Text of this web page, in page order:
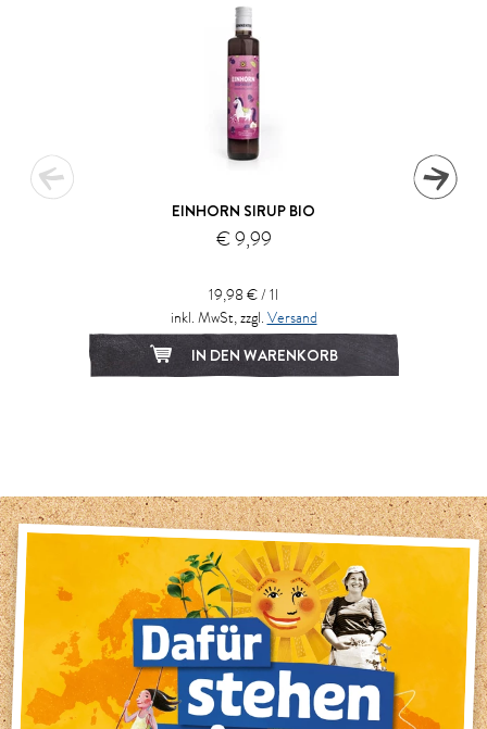
EINHORN SIRUP BIO
€ 9,99
19,98 € / 1l
inkl. MwSt, zzgl. Versand
IN DEN WARENKORB